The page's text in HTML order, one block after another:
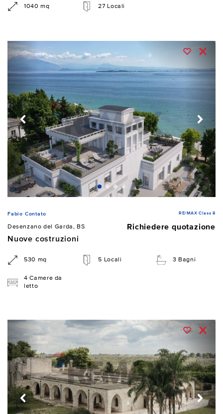
1040 mq 27 Locali
Fabio Contato RE/MAX Class 8
Desenzano del Garda, BS
Richiedere quotazione
Nuove costruzioni
530 mq 5 Locali 3 Bagni
4 Camere da
letto